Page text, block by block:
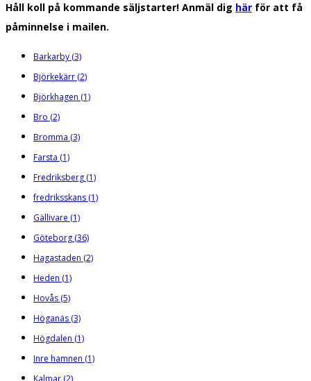
Håll koll på kommande säljstarter! Anmäl dig här för att få
påminnelse i mailen.
Barkarby (3)
Björkekärr (2)
Björkhagen (1)
Bro (2)
Bromma (3)
Farsta (1)
Fredriksberg (1)
fredriksskans (1)
Gällivare (1)
Göteborg (36)
Hagastaden (2)
Heden (1)
Hovås (5)
Höganäs (3)
Högdalen (1)
Inre hamnen (1)
Kalmar (2)